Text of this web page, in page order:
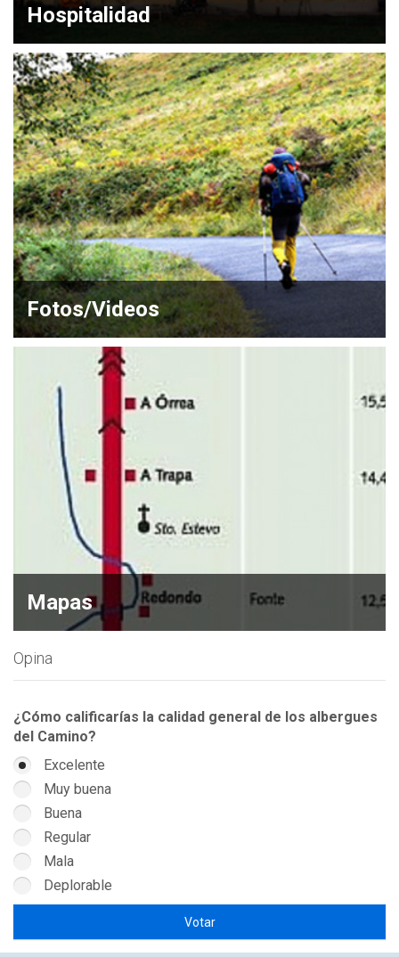
Hospitalidad
Fotos/Videos
Mapas
Opina
¿Cómo calificarías la calidad general de los albergues
del Camino?
Excelente
Muy buena
Buena
Regular
Mala
Deplorable